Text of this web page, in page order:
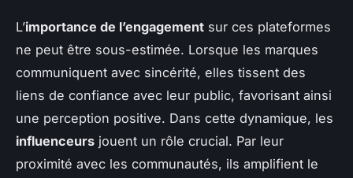
L’importance de l’engagement sur ces plateformes
ne peut être sous-estimée. Lorsque les marques
communiquent avec sincérité, elles tissent des
liens de confiance avec leur public, favorisant ainsi
une perception positive. Dans cette dynamique, les
influenceurs jouent un rôle crucial. Par leur
proximité avec les communautés, ils amplifient le